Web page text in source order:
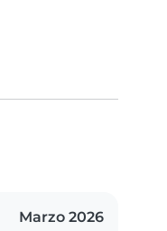
Marzo 2026